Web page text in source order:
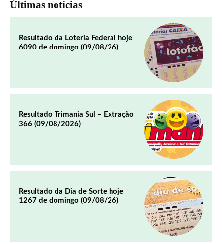
Últimas notícias
Resultado da Loteria Federal hoje
6090 de domingo (09/08/26)
Resultado Trimania Sul – Extração
366 (09/08/2026)
Resultado da Dia de Sorte hoje
1267 de domingo (09/08/26)